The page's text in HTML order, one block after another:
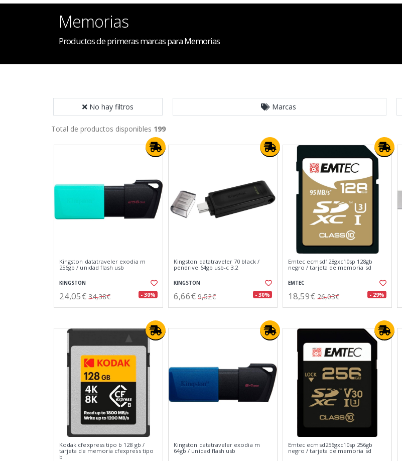
Memorias
Productos de primeras marcas para Memorias
No hay filtros Marcas
Total de productos disponibles 199
Kingston datatraveler exodia m
256gb / unidad flash usb
KINGSTON
24,05€ 34,38€ - 30%
Kingston datatraveler 70 black /
pendrive 64gb usb-c 3.2
KINGSTON
6,66€ 9,52€ - 30%
Emtec ecmsd128gxc10sp 128gb
negro / tarjeta de memoria sd
EMTEC
18,59€ 26,03€ - 29%
Kodak cfexpress tipo b 128 gb /
tarjeta de memoria cfexpress tipo
b
Kingston datatraveler exodia m
64gb / unidad flash usb
Emtec ecmsd256gxc10sp 256gb
negro / tarjeta de memoria sd